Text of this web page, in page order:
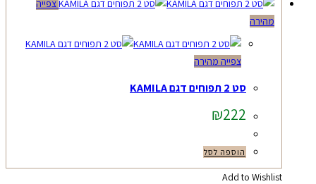
צפייה
מהירה
צפייה מהירה
סט 2 תפוחים דגם KAMILA
₪222
הוספה לסל
Add to Wishlist